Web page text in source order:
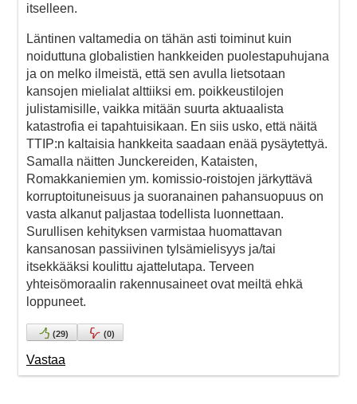
itselleen.
Läntinen valtamedia on tähän asti toiminut kuin
noiduttuna globalistien hankkeiden puolestapuhujana
ja on melko ilmeistä, että sen avulla lietsotaan
kansojen mielialat alttiiksi em. poikkeustilojen
julistamisille, vaikka mitään suurta aktuaalista
katastrofia ei tapahtuisikaan. En siis usko, että näitä
TTIP:n kaltaisia hankkeita saadaan enää pysäytettyä.
Samalla näitten Junckereiden, Kataisten,
Romakkaniemien ym. komissio-roistojen järkyttävä
korruptoituneisuus ja suoranainen pahansuopuus on
vasta alkanut paljastaa todellista luonnettaan.
Surullisen kehityksen varmistaa huomattavan
kansanosan passiivinen tylsämielisyys ja/tai
itsekkääksi koulittu ajattelutapa. Terveen
yhteisömoraalin rakennusaineet ovat meiltä ehkä
loppuneet.
(29) (0)
Vastaa